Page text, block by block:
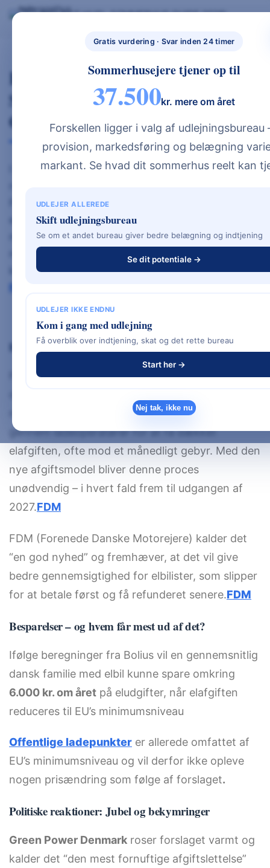
Gratis vurdering · Svar inden 24 timer
Sommerhusejere tjener op til
37.500kr. mere om året
Forskellen ligger i valg af
provision, markedsføring og belægning
markant. Se hvad dit sommerhus reelt kan
UDLEJER ALLEREDE
Skift udlejningsbureau
Se om et andet bureau giver bedre belægning og indtjening
Se dit potentiale →
UDLEJER IKKE ENDNU
Kom i gang med udlejning
Få overblik over indtjening, skat og det rette bureau
Start her →
Nej tak, ikke nu
BYG NYT HUS & UDLEJ DIT SOMMERHUS – GUIDES, PRISER OG BEREGNERE".BYG NYT HUS SOMMERHUS GUIDE 2026
Regeringen Foreslår Drastisk
Sænkning Af Elafgift – Stor
Gevinst For Forbrugerne
I det netop fremlagte finanslovsforslag foreslår
Fra og med 1. januar 2026 og to år frem vil
elafgiften blive reduceret til EU’s
minimumsgrænse på 0,8 øre per kWh inklusive
moms – mod de nuværende ca. 72,7 øre per
Skatteministeriet | skm.dkMartinsen
Hvad betyder det i praksis?
For private husstande og virksomheder betyder
mange elbilejere benyttet refusionsordninger
gennem ladeoperatører for at få dækket
elafgiften, ofte mod et månedligt gebyr. Med den
nye afgiftsmodel bliver denne proces
unødvendig – i hvert fald frem til udgangen af
2027.FDM
FDM (Forenede Danske Motorejere) kalder det
“en god nyhed” og fremhæver, at det vil give
bedre gennemsigtighed for elbilister, som slipper
for at betale først og få refunderet senere.FDM
Besparelser – og hvem får mest ud af det?
Ifølge beregninger fra Bolius vil en gennemsnitlig
dansk familie med elbil kunne spare omkring
6.000 kr. om året på eludgifter, når elafgiften
reduceres til EU’s minimumsniveau
Offentlige ladepunkter er allerede omfattet af
EU’s minimumsniveau og vil derfor ikke opleve
nogen prisændring som følge af forslaget.
Politiske reaktioner: Jubel og bekymringer
Green Power Denmark roser forslaget varmt og
kalder det “den mest fornuftige afgiftslettelse”